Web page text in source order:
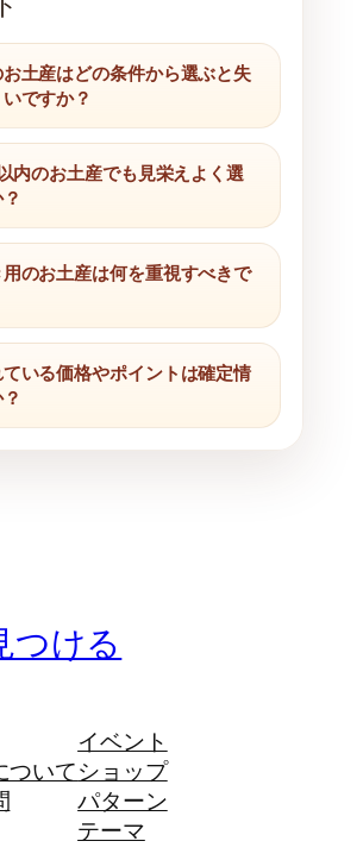
土産はどの条件から選ぶと失
ですか？
内のお土産でも見栄えよく選
のお土産は何を重視すべきで
いる価格やポイントは確定情
つける
ついて
イベント
ショップ
パターン
テーマ